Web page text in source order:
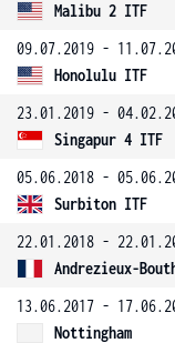
Malibu 2 ITF
09.07.2019 -
Honolulu ITF
23.01.2019 -
Singapur 4 ITF
05.06.2018 -
Surbiton ITF
22.01.2018 -
Andrezieux-
13.06.2017 -
Nottingham